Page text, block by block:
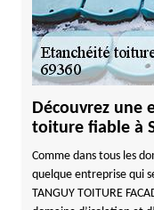
Découvrez une
toiture fiable à
Comme dans tous les
quelque entreprise qui
TANGUY TOITURE